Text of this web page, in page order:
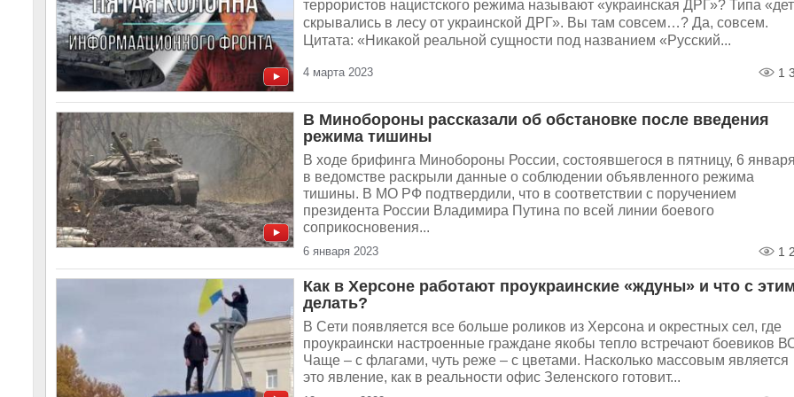
террористов нацистского режима называют «украинская ДРГ»? Типа
скрывались в лесу от украинской ДРГ». Вы там совсем…? Да, совсем.
Цитата: «Никакой реальной сущности под названием «Русский...
4 марта 2023 1
В Минобороны рассказали об обстановке после введения
режима тишины
В ходе брифинга Минобороны России, состоявшегося в пятницу, 6
в ведомстве раскрыли данные о соблюдении объявленного режима
тишины. В МО РФ подтвердили, что в соответствии с поручением
президента России Владимира Путина по всей линии боевого
соприкосновения...
6 января 2023 1
Как в Херсоне работают проукраинские «ждуны» и что с этим
делать?
В Сети появляется все больше роликов из Херсона и окрестных сел, где
проукраински настроенные граждане якобы тепло встречают боевиков
Чаще – с флагами, чуть реже – с цветами. Насколько массовым является
это явление, как в реальности офис Зеленского готовит...